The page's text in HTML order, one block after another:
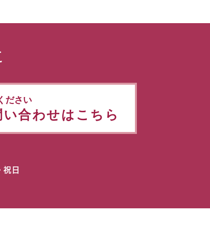
ださい
合わせはこちら
日